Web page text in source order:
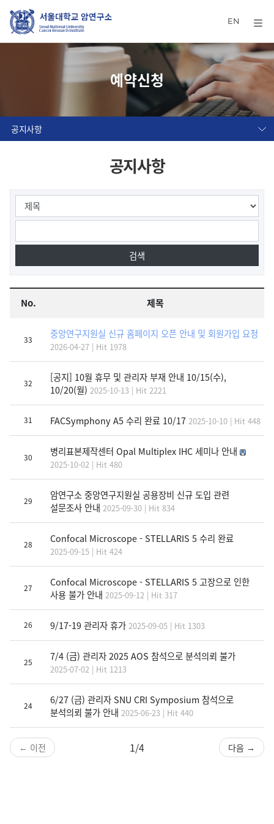
EN
예약신청
공지사항
공지사항
No. 제목
33 중앙연구지원실 신규 홈페이지 오픈 안내 및 회원가입 요청
2026-04-27 | Hit 1978
32
[공지] 10월 휴무 및 관리자 부재 안내 10/15(수),
10/20(월) 2025-10-13 | Hit 2221
31 FACSymphony A5 수리 완료 10/17 2025-10-10 | Hit 448
30 병리표본제작센터 Opal Multiplex IHC 세미나 안내
2025-10-02 | Hit 480
29
암연구소 중앙연구지원실 공용장비 신규 도입 관련
설문조사 안내 2025-09-30 | Hit 834
28 Confocal Microscope - STELLARIS 5 수리 완료
2025-09-15 | Hit 424
27
Confocal Microscope - STELLARIS 5 고장으로 인한
사용 불가 안내 2025-09-12 | Hit 317
26 9/17-19 관리자 휴가 2025-09-05 | Hit 1303
25 7/4 (금) 관리자 2025 AOS 참석으로 분석의뢰 불가
2025-07-02 | Hit 1213
24
6/27 (금) 관리자 SNU CRI Symposium 참석으로
분석의뢰 불가 안내 2025-06-23 | Hit 440
← 이전 1/4 다음 →